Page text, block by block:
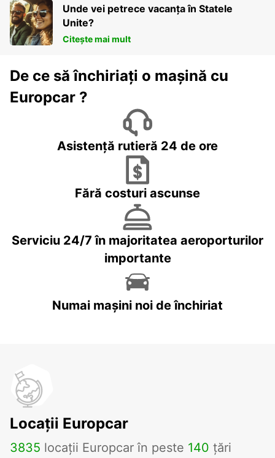
Unde vei petrece vacanța în Statele
Unite?
Citește mai mult
De ce să închiriați o mașină cu
Europcar ?
Asistență rutieră 24 de ore
Fără costuri ascunse
Serviciu 24/7 în majoritatea aeroporturilor
importante
Numai mașini noi de închiriat
Locații Europcar
3835 locații Europcar în peste 140 țări